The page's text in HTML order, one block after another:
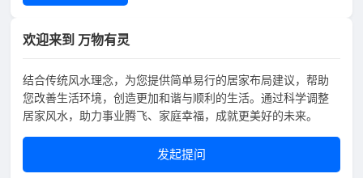
欢迎来到 万物有灵
结合传统风水理念，为您提供简单易行的居家布局建议，帮助
您改善生活环境，创造更加和谐与顺利的生活。通过科学调整
居家风水，助力事业腾飞、家庭幸福，成就更美好的未来。
发起提问